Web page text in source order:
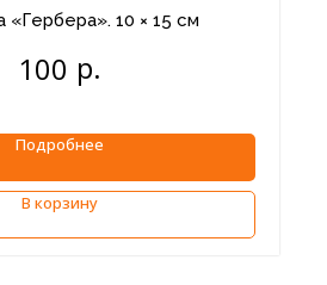
«Гербера». 10 × 15 см
100 р.
Подробнее
В корзину